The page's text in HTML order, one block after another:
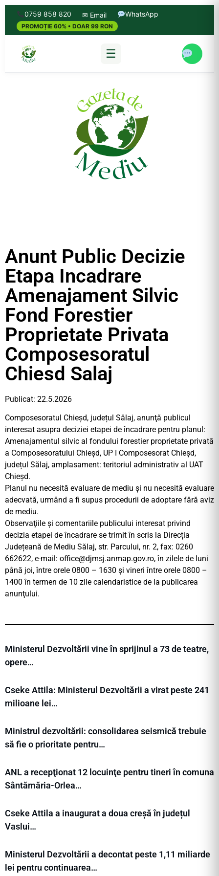
0759 858 820 ✉ Email WhatsApp
PROMOȚIE 60% • DOAR 99 RON
☰
Anunt Public Decizie
Etapa Incadrare
Amenajament Silvic
Fond Forestier
Proprietate Privata
Composesoratul
Chiesd Salaj
Publicat: 22.5.2026
Composesoratul Chieșd, județul Sălaj, anunţă publicul
interesat asupra deciziei etapei de încadrare pentru planul:
Amenajamentul silvic al fondului forestier proprietate privată
a Composesoratului Chieșd, UP I Composesorat Chieșd,
județul Sălaj, amplasament: teritoriul administrativ al UAT
Chieșd.
Planul nu necesită evaluare de mediu și nu necesită evaluare
adecvată, urmând a fi supus procedurii de adoptare fără aviz
de mediu.
Observaţiile şi comentariile publicului interesat privind
decizia etapei de încadrare se trimit în scris la Direcția
Județeană de Mediu Sălaj, str. Parcului, nr. 2, fax: 0260
662622, e-mail: office@djmsj.anmap.gov.ro, în zilele de luni
până joi, între orele 0800 – 1630 și vineri între orele 0800 –
1400 în termen de 10 zile calendaristice de la publicarea
anunţului.
Ministerul Dezvoltării vine în sprijinul a 73 de teatre,
opere…
Cseke Attila: Ministerul Dezvoltării a virat peste 241
milioane lei…
Ministrul dezvoltării: consolidarea seismică trebuie
să fie o prioritate pentru…
ANL a recepţionat 12 locuinţe pentru tineri în comuna
Sântămăria-Orlea…
Cseke Attila a inaugurat a doua creșă în județul
Vaslui…
Ministerul Dezvoltării a decontat peste 1,11 miliarde
lei pentru continuarea…